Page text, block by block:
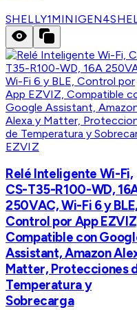
SHELLY1MINIGEN4
EZVIZ
Relé Inteligente Wi-Fi,
CS-T35-R100-WD,
250VAC, Wi-Fi 6 y BLE,
Control por App
Compatible con
Assistant, Amazon
Matter, Protecciones
Temperatura y
Sobrecarga